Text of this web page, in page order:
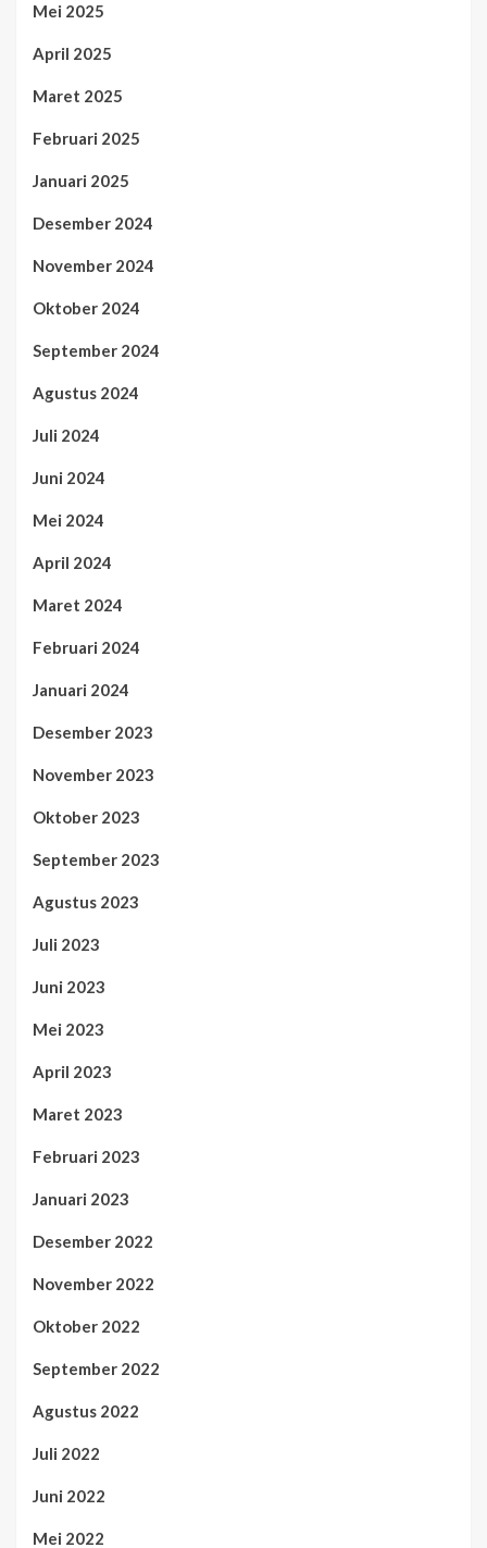
Mei 2025
April 2025
Maret 2025
Februari 2025
Januari 2025
Desember 2024
November 2024
Oktober 2024
September 2024
Agustus 2024
Juli 2024
Juni 2024
Mei 2024
April 2024
Maret 2024
Februari 2024
Januari 2024
Desember 2023
November 2023
Oktober 2023
September 2023
Agustus 2023
Juli 2023
Juni 2023
Mei 2023
April 2023
Maret 2023
Februari 2023
Januari 2023
Desember 2022
November 2022
Oktober 2022
September 2022
Agustus 2022
Juli 2022
Juni 2022
Mei 2022